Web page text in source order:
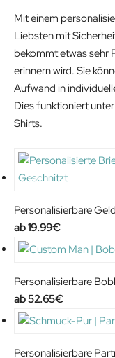
Mit einem
Liebsten mit
bekommt etwas sehr
erinnern wird. Sie
Aufwand in
Dies funktioniert
Shirts.
Personalisierbare
19.99€
Personalisierbare
52.65€
Personalisierbare